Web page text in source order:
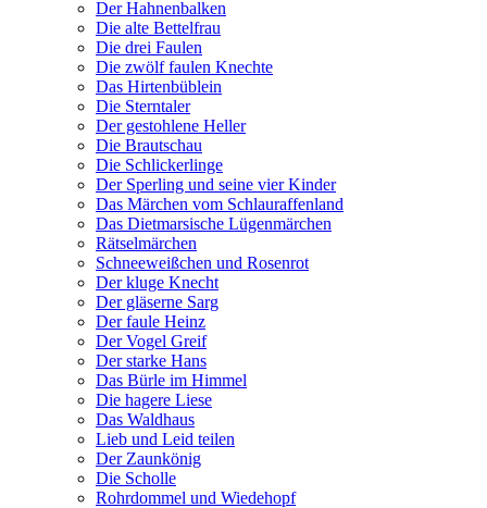
Der Hahnenbalken
Die alte Bettelfrau
Die drei Faulen
Die zwölf faulen Knechte
Das Hirtenbüblein
Die Sterntaler
Der gestohlene Heller
Die Brautschau
Die Schlickerlinge
Der Sperling und seine vier Kinder
Das Märchen vom Schlauraffenland
Das Dietmarsische Lügenmärchen
Rätselmärchen
Schneeweißchen und Rosenrot
Der kluge Knecht
Der gläserne Sarg
Der faule Heinz
Der Vogel Greif
Der starke Hans
Das Bürle im Himmel
Die hagere Liese
Das Waldhaus
Lieb und Leid teilen
Der Zaunkönig
Die Scholle
Rohrdommel und Wiedehopf